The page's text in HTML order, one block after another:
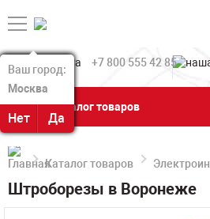
Ваш город:
Москва
Нет Да
Ваш город:
Москва
Нет Да
+7 800 555 42 85
Каталог товаров
Каталог товаров
Штроборезы в Воронеже